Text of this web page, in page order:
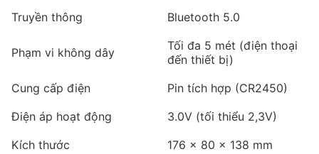
Truyền thông
Bluetooth 5.0
Phạm vi không dây
Tối đa 5 mét (điện thoại
đến thiết bị)
Cung cấp điện
Pin tích hợp (CR2450)
Điện áp hoạt động
3.0V (tối thiểu 2,3V)
Kích thước
176 × 80 × 138 mm